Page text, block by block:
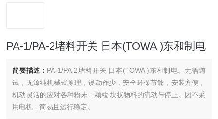
PA-1/PA-2堵料开关 日本(TOWA )东和制电
简要描述： PA-1/PA-2堵料开关 日本(TOWA )东和制电。无需调
试，无源纯机械式原理，误动作少，安全环保节能，安装方便，
机动灵活的应对各种粉末，颗粒,块状物料的流动与停止。因不采
用电机，简易且运行稳定。